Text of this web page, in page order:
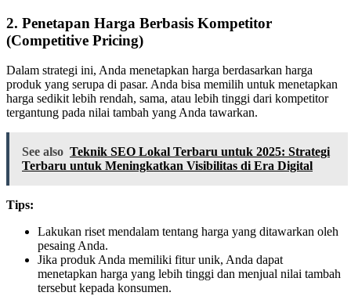
2. Penetapan Harga Berbasis Kompetitor
(Competitive Pricing)
Dalam strategi ini, Anda menetapkan harga berdasarkan harga
produk yang serupa di pasar. Anda bisa memilih untuk menetapkan
harga sedikit lebih rendah, sama, atau lebih tinggi dari kompetitor
tergantung pada nilai tambah yang Anda tawarkan.
See also Teknik SEO Lokal Terbaru untuk 2025: Strategi
Terbaru untuk Meningkatkan Visibilitas di Era Digital
Tips:
Lakukan riset mendalam tentang harga yang ditawarkan oleh
pesaing Anda.
Jika produk Anda memiliki fitur unik, Anda dapat
menetapkan harga yang lebih tinggi dan menjual nilai tambah
tersebut kepada konsumen.